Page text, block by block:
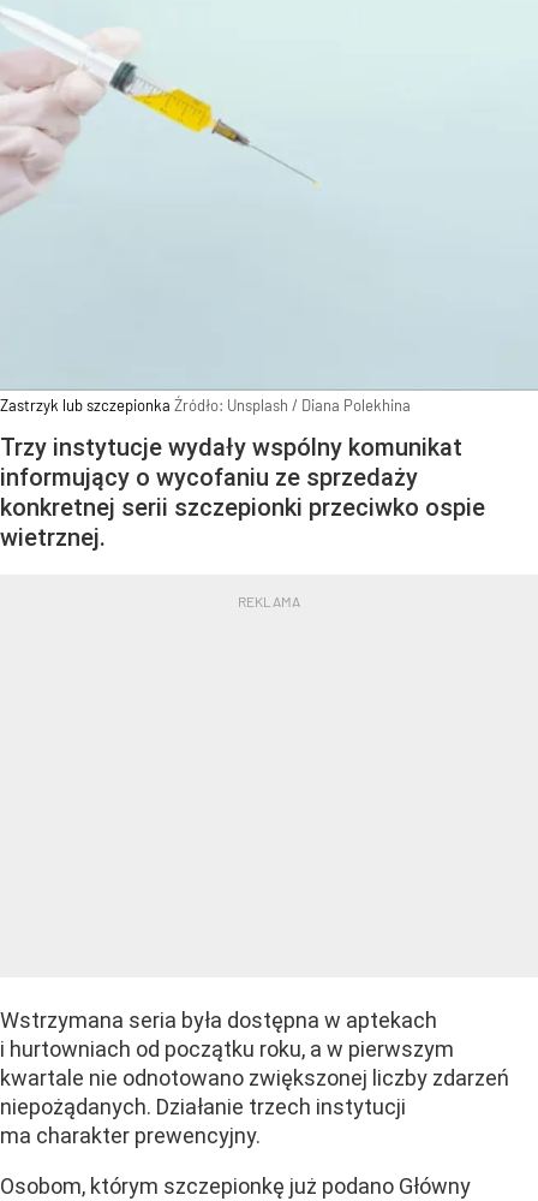
Zastrzyk lub szczepionka Źródło: Unsplash / Diana Polekhina
Trzy instytucje wydały wspólny komunikat
informujący o wycofaniu ze sprzedaży
konkretnej serii szczepionki przeciwko ospie
wietrznej.
Wstrzymana seria była dostępna w aptekach
i hurtowniach od początku roku, a w pierwszym
kwartale nie odnotowano zwiększonej liczby zdarzeń
niepożądanych. Działanie trzech instytucji
ma charakter prewencyjny.
Osobom, którym szczepionkę już podano Główny